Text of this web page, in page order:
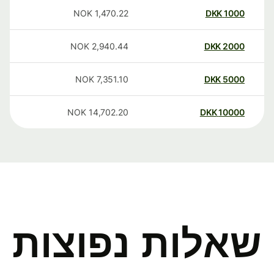
1000
DKK
1,470.22
NOK
2000
DKK
2,940.44
NOK
5000
DKK
7,351.10
NOK
10000
DKK
14,702.20
NOK
שאלות נפוצות